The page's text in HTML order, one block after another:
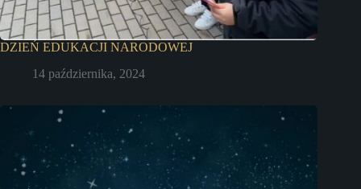
DZIEŃ EDUKACJI NARODOWEJ
14 października, 2024